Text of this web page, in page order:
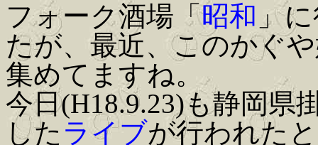
フォーク酒場「昭和 」
たが、最近、このかぐ
集めてますね。
今日(H18.9.23)も静岡県
した ライブが行われた